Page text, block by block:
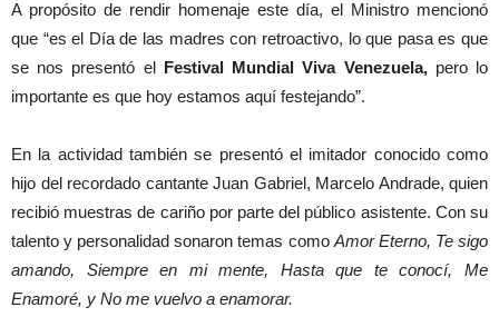
A propósito de rendir homenaje este día, el Ministro mencionó
que “es el Día de las madres con retroactivo, lo que pasa es que
se nos presentó el Festival Mundial Viva Venezuela,pero lo
importante es que hoy estamos aquí festejando”.
En la actividad también se presentó el imitador conocido como
hijo del recordado cantante Juan Gabriel, Marcelo Andrade, quien
recibió muestras de cariño por parte del público asistente. Con su
talento y personalidad sonaron temas como Amor Eterno, Te sigo
amando, Siempre en mi mente, Hasta que te conocí, Me
Enamoré, y No me vuelvo a enamorar.